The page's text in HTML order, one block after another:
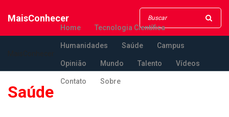
MaisConhecer
Home Tecnologia Científica
Humanidades Saúde Campus
Opinião Mundo Talento Vídeos
Contato Sobre
Saúde